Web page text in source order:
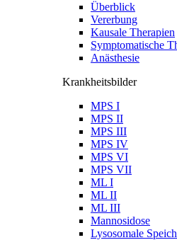
Überblick
Vererbung
Kausale Therapien
Symptomatische
Anästhesie
Krankheitsbilder
MPS I
MPS II
MPS III
MPS IV
MPS VI
MPS VII
ML I
ML II
ML III
Mannosidose
Lysosomale